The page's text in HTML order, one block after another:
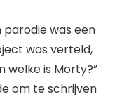
parodie was een
was verteld,
welke is Morty?”
om te schrijven